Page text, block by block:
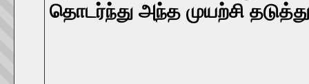
தொடர்ந்து அந்த முயற்சி தடுத்து